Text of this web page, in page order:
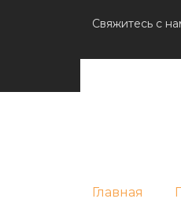
Свяжитесь с
Главная